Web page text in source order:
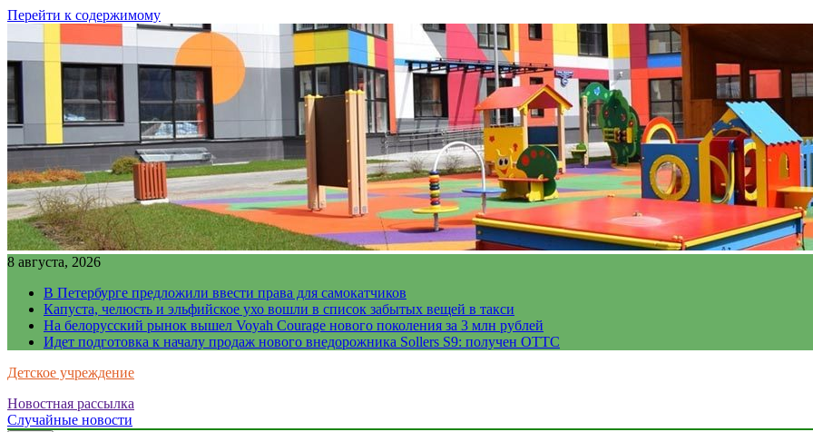
Перейти к содержимому
8 августа, 2026
В Петербурге предложили ввести права для самокатчиков
Капуста, челюсть и эльфийское ухо вошли в список забытых вещей в такси
На белорусский рынок вышел Voyah Courage нового поколения за 3 млн рублей
Идет подготовка к началу продаж нового внедорожника Sollers S9: получен ОТТС
Детское учреждение
Новостная рассылка
Случайные новости